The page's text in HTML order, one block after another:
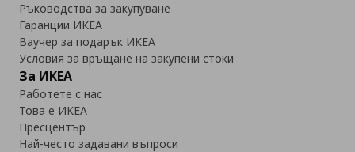
Ръководства за закупуване
Гаранции ИКЕА
Ваучер за подарък ИКЕА
Условия за връщане на закупени стоки
За ИКЕА
Работете с нас
Това е ИКЕА
Пресцентър
Най-често задавани въпроси